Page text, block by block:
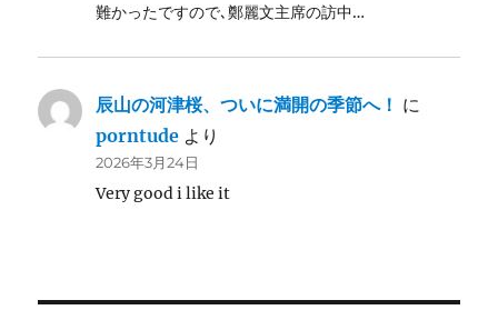
難かったですので､鄭麗文主席の訪中…
辰山の河津桜、ついに満開の季節へ！ に
porntude より
2026年3月24日
Very good i like it